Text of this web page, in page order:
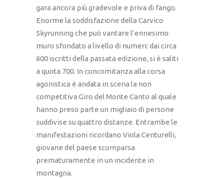
gara ancora più gradevole e priva di fango.
Enorme la soddisfazione della Carvico
Skyrunning che può vantare l’ennesimo
muro sfondato a livello di numeri: dai circa
600 iscritti della passata edizione, si è saliti
a quota 700. In concomitanza alla corsa
agonistica è andata in scena la non
competitiva Giro del Monte Canto al quale
hanno preso parte un migliaio di persone
suddivise su quattro distanze. Entrambe le
manifestazioni ricordano Viola Centurelli,
giovane del paese scomparsa
prematuramente in un incidente in
montagna.